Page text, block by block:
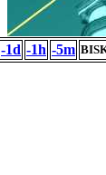
-1d -1h -5m